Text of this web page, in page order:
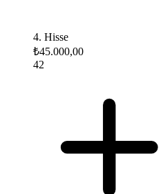
4. Hisse
₺45.000,00
42